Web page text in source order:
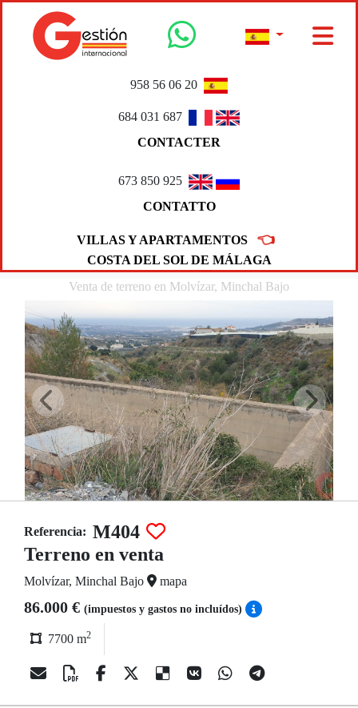
958 56 06 20
684 031 687
CONTACTER
673 850 925
CONTATTO
VILLAS Y APARTAMENTOS 👈
COSTA DEL SOL DE MÁLAGA
Venta de terreno en Molvízar, Minchal Bajo
Referencia: M404
Terreno en venta
Molvízar, Minchal Bajo mapa
86.000 € (impuestos y gastos no incluídos)
7700 m2